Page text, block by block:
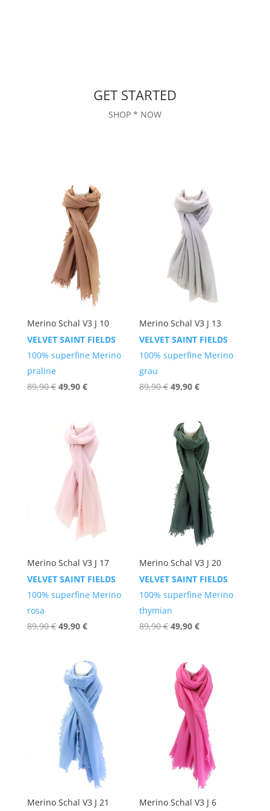
GET STARTED
SHOP * NOW
Merino Schal V3 J 10
VELVET SAINT FIELDS
100% superfine Merino
praline
89,90€ Ursprünglicher
89,90 €
49,90 €Aktueller
49,90 €.
Merino Schal V3 J 13
VELVET SAINT FIELDS
100% superfine Merino
grau
89,90€ Ursprünglicher
89,90 €
49,90€Aktueller
49,90 €.
Merino Schal V3 J 17
VELVET SAINT FIELDS
100% superfine Merino
rosa
89,90€ Ursprünglicher
89,90 €
49,90 €Aktueller
49,90 €.
Merino Schal V3 J 20
VELVET SAINT FIELDS
100% superfine Merino
thymian
89,90€ Ursprünglicher
89,90 €
49,90€Aktueller
49,90 €.
Merino Schal V3 J 21 Merino Schal V3 J 6